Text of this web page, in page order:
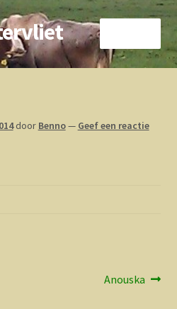
door Benno— Geef een reactie
Volgend
Anouska